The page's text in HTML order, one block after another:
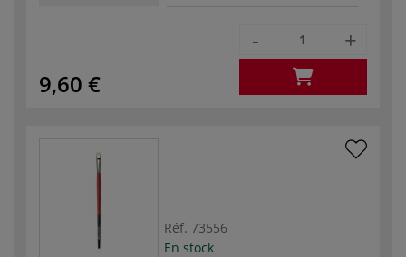
9,60 €
- +
Réf. 73556
En stock